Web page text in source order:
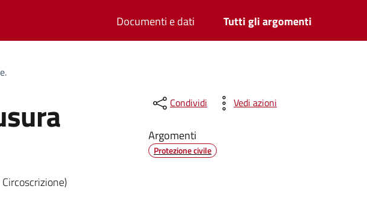
Documenti e dati Tutti gli argomenti
Condividi Vedi azioni
Argomenti
Protezione civile